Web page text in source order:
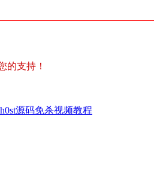
的支持！
源码免杀视频教程